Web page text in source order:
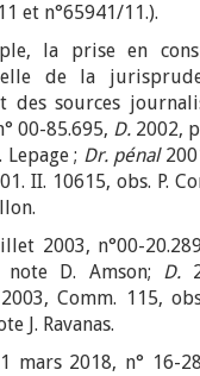
et n°65941/11.).
la prise en
de la
des sources
00-85.695, D. 2002,
Lepage ; Dr. pénal
II. 10615, obs. P.
2003, n°00-
D. Amson; D.
2003, Comm. 115,
J. Ravanas.
mars 2018, n° 16-